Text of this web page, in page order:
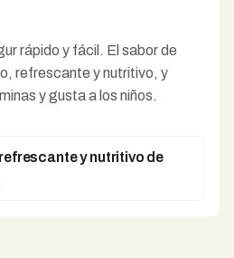
rápido y fácil. El sabor de
refrescante y nutritivo, y
y gusta a los niños.
y nutritivo de